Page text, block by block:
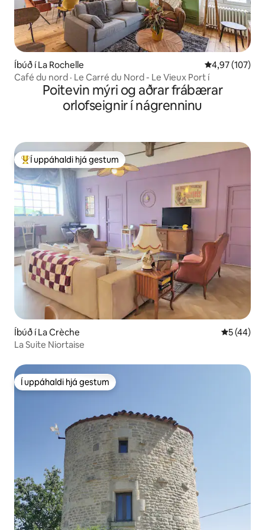
Íbúð í La Rochelle 4,97 af 5 í
4,97 (107)
Café du nord · Le Carré du Nord - Le Vieux Port í
Poitevin mýri og aðrar frábærar
orlofseignir í nágrenninu
Í mestu uppáhaldi hjá gestum
Í uppáhaldi hjá gestum
Íbúð í La Crèche 5 af 5 í
5 (44)
La Suite Niortaise
Í uppáhaldi hjá gestum
Í uppáhaldi hjá gestum